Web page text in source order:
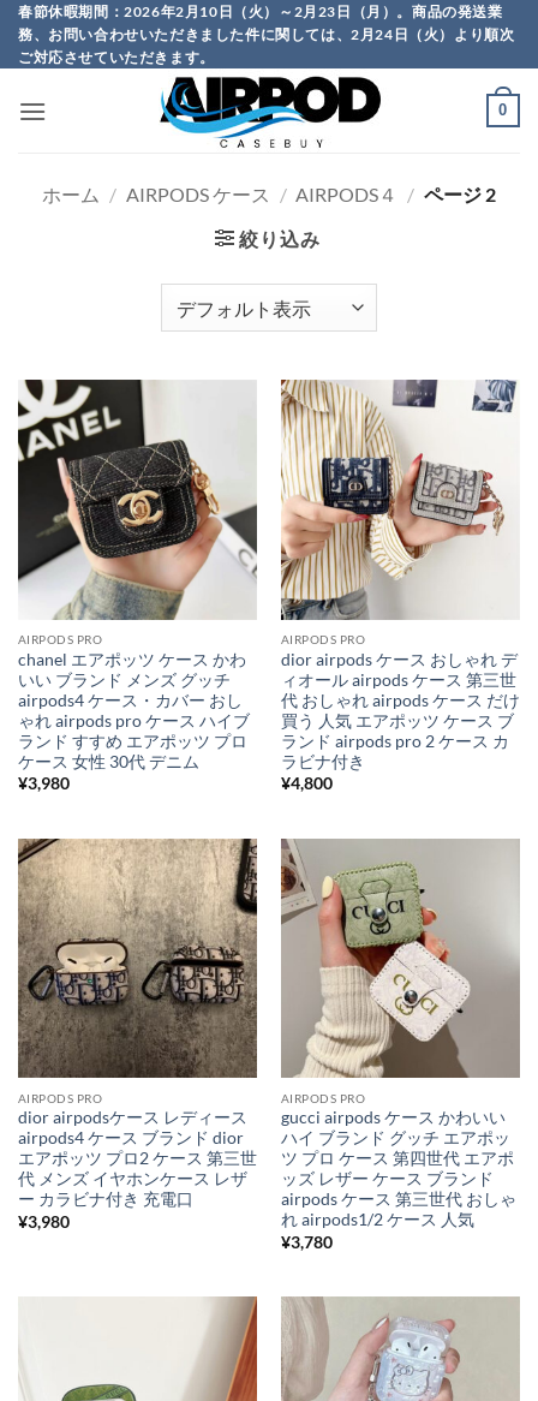
Skip
content
春節休暇期間：2026年2月10日（火）～2月23日（月）。商品の発送業
務、お問い合わせいただきました件に関しては、2月24日（火）より順次
ご対応させていただきます。
0
ホーム / AIRPODS ケース / AIRPODS４ / ページ 2
絞り込み
AIRPODS PRO
chanel エアポッツ ケース かわ
いい ブランド メンズ グッチ
airpods4 ケース・カバー おし
ゃれ airpods pro ケース ハイブ
ランド すすめ エアポッツ プロ
ケース 女性 30代 デニム
¥3,980
AIRPODS PRO
dior airpods ケース おしゃれ デ
ィオール airpods ケース 第三世
代 おしゃれ airpods ケース だけ
買う 人気 エアポッツ ケース ブ
ランド airpods pro 2 ケース カ
ラビナ付き
¥4,800
AIRPODS PRO
dior airpodsケース レディース
airpods4 ケース ブランド dior
エアポッツ プロ2 ケース 第三世
代 メンズ イヤホンケース レザ
ー カラビナ付き 充電口
¥3,980
AIRPODS PRO
gucci airpods ケース かわいい
ハイ ブランド グッチ エアポッ
ツ プロ ケース 第四世代 エアポ
ッズ レザー ケース ブランド
airpods ケース 第三世代 おしゃ
れ airpods1/2 ケース 人気
¥3,780